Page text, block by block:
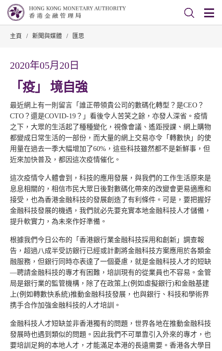
主頁 / 新聞與媒體 / 匯思
2020年05月20日
「疫」 境自強
最近網上有一則留言「誰正帶領貴公司的數碼化轉型？是CEO？
CTO？還是COVID-19？」看後令人苦笑之餘，亦發人深省。疫情
之下，大眾的生活起了種種變化，視像會議、遙距授課、網上購物
都變成日常生活的一部份，而大量的網上交易亦令「轉數快」的使
用量在過去一季大幅增加了60%，這些科技雖然都不是新鮮事，但
近來加快普及，都因這次疫情催化。
這次疫情令人體會到，科技的應用發展，與我們的工作生活原來是
息息相關的，相信市民大眾日後對數碼化帶來的改變會更易適應和
接受，也為香港金融科技的發展創造了有利條件。可是，要把握好
金融科技發展的機遇，我們就必先要充實本地金融科技人才儲備，
提升軟實力，為未來作好準備。
根據我們今日公布的「香港銀行業金融科技採用和創新」調查報
告，超過八成半受訪銀行已經或計劃將金融科技方案應用於各類金
融服務，但銀行同時亦表達了一個憂慮，就是金融科技人才的短缺
—聘請金融科技的專才有困難，培訓現有的從業員也不容易。金管
局是銀行業的監管機構，除了在政策上(例如虛擬銀行)和金融基建
上(例如轉數快系統)推動金融科技發展，也與銀行、科技和學術界
携手合作加強金融科技的人才培訓。
金融科技人才短缺並非香港獨有的問題，世界各地在推動金融科技
發展時也遇到類似的問題。因此我們不可單靠引入外來的專才，也
要培訓足夠的本地人才，才能滿足本港的長遠需要。香港各大學目